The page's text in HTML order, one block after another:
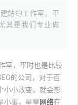
站的工作室，平
其是我们专业做
室，平时也是比较
的公司，对于百
小小改变，就会影
小事，星皇网络在